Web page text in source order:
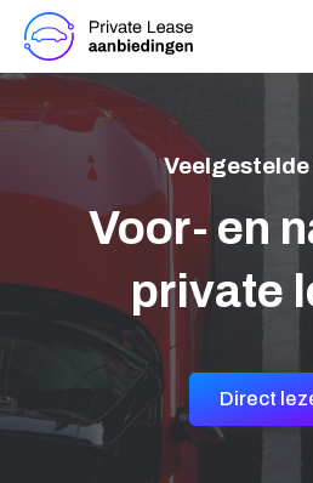
Voor- en
private
Direct